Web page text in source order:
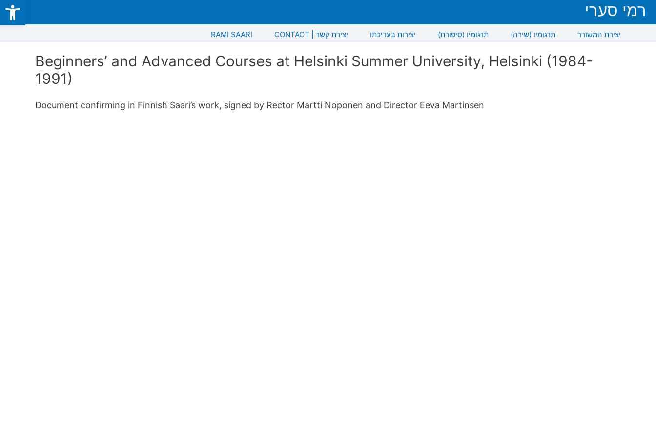
Open toolbar
Skip
רמי סערי
RAMI SAARI CONTACT | יצירת קשר יצירות בעריכתו תרגומיו (סיפורת) תרגומיו (שירה) יצירת המשורר
Beginners’ and Advanced Courses at Helsinki Summer University, Helsinki (1984-
1991)
Document confirming in Finnish Saari’s work, signed by Rector Martti Noponen and Director Eeva Martinsen